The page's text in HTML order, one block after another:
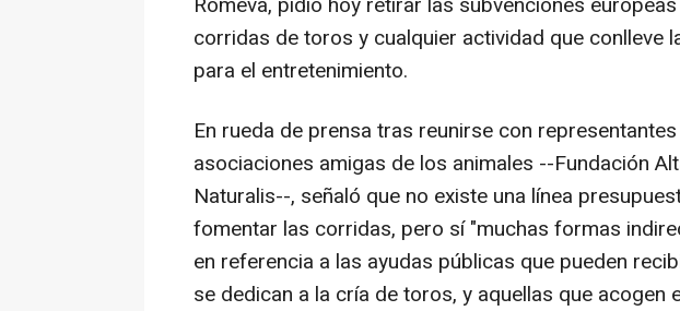
corridas de toros y cualquier actividad que conlleve
para el entretenimiento.
En rueda de prensa tras reunirse con
asociaciones amigas de los animales --Fundación
Naturalis--, señaló que no existe una línea
fomentar las corridas, pero sí "muchas formas
en referencia a las ayudas públicas que pueden
se dedican a la cría de toros, y aquellas que acogen